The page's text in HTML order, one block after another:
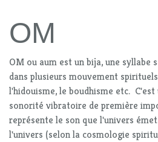
OM
OM ou aum est un bija, une syllabe
dans plusieurs mouvement
l'hidouisme, le boudhisme etc.
sonorité vibratoire de première
représente le son que l'univers
l'univers (selon la cosmologie